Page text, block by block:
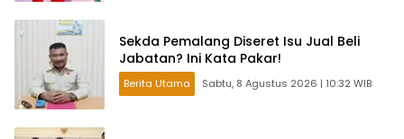
Sekda Pemalang Diseret Isu Jual Beli
Jabatan? Ini Kata Pakar!
Berita Utama Sabtu, 8 Agustus 2026 | 10:32 WIB